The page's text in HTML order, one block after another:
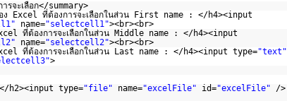
จะเลือก</summary>
ง Excel ที่ต้องการจะเลือกในส่วน First name : </h4><input
name="selectcell1"><br><br>
ที่ต้องการจะเลือกในส่วน Middle name : </h4><input
name="selectcell2"><br><br>
ที่ต้องการจะเลือกในส่วน Last name : </h4><input type="text"
>
type="file" name="excelFile" id="excelFile"
/>